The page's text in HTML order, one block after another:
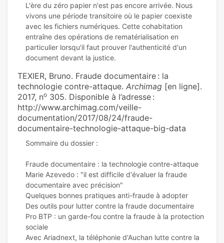
L'ère du zéro papier n'est pas encore arrivée. Nous
vivons une période transitoire où le papier coexiste
avec les fichiers numériques. Cette cohabitation
entraîne des opérations de rematérialisation en
particulier lorsqu'il faut prouver l'authenticité d'un
TEXIER, Bruno. Fraude documentaire : la
technologie contre-attaque. Archimag [en ligne].
2017, no 305. Disponible à l’adresse :
http://www.archimag.com/veille-
documentation/2017/08/24/fraude-
documentaire-technologie-attaque-big-data
Sommaire du dossier :
Fraude documentaire : la technologie contre-attaque
Marie Azevedo : "il est difficile d'évaluer la fraude
documentaire avec précision"
Quelques bonnes pratiques anti-fraude à adopter
Des outils pour lutter contre la fraude documentaire
Pro BTP : un garde-fou contre la fraude à la protection
sociale
Avec Ariadnext, la téléphonie d'Auchan lutte contre la